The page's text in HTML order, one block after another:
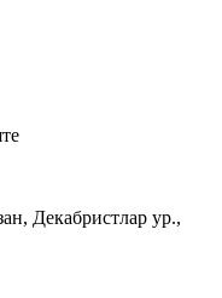
Декабристлар ур.,